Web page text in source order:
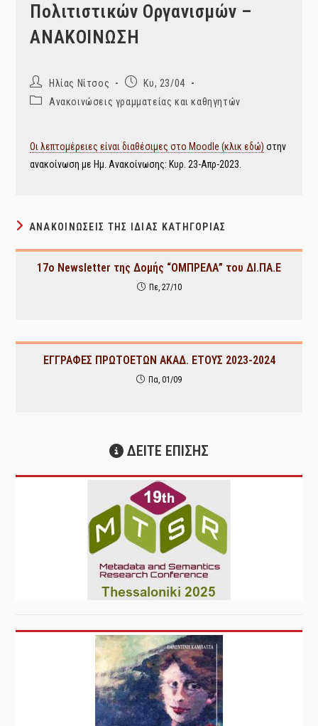
Πολιτιστικών Οργανισμών –
ΑΝΑΚΟΙΝΩΣΗ
Post
author:
Ηλίας Νίτσος
PostΚυ, 23/04
PostΑνακοινώσεις γραμματείας και καθηγητών
Οι λεπτομέρειες είναι διαθέσιμες στο Moodle (κλικ εδώ) στην
ανακοίνωση με Ημ. Ανακοίνωσης: Κυρ. 23-Απρ-2023.
ΑΝΑΚΟΙΝΏΣΕΙΣ ΤΗΣ ΊΔΙΑΣ ΚΑΤΗΓΟΡΊΑΣ
17ο Newsletter της Δομής “ΟΜΠΡΕΛΑ” του ΔΙ.ΠΑ.Ε
Πε, 27/10
ΕΓΓΡΑΦΕΣ ΠΡΩΤΟΕΤΩΝ ΑΚΑΔ. ΕΤΟΥΣ 2023-2024
Πα, 01/09
ΔΕΙΤΕ ΕΠΙΣΗΣ